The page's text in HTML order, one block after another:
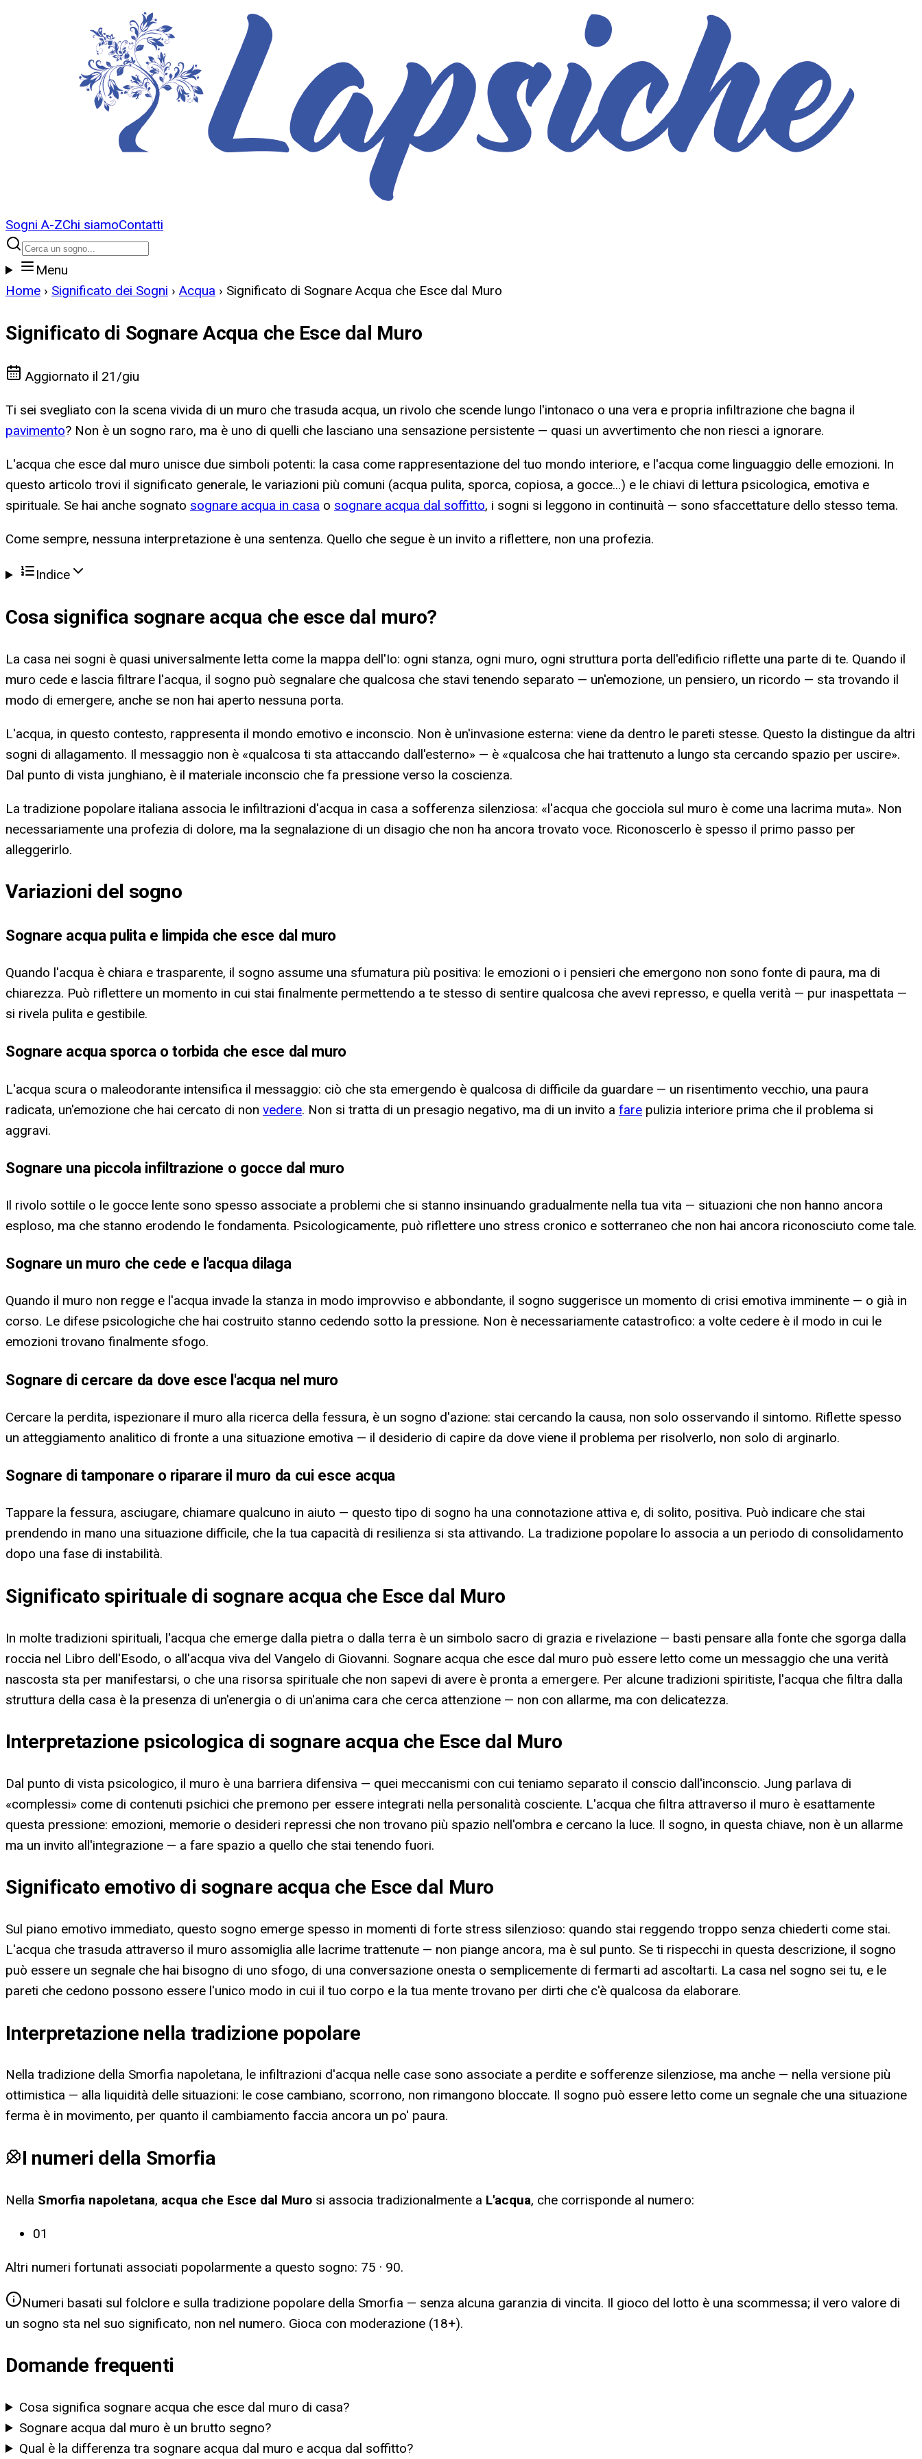
Sogni A-ZChi siamoContatti
Menu
Home › Significato dei Sogni › Acqua › Significato di Sognare Acqua che Esce dal Muro
Significato di Sognare Acqua che Esce dal Muro
Aggiornato il 21/giu
Ti sei svegliato con la scena vivida di un muro che trasuda acqua, un rivolo che scende lungo l'intonaco o una vera e propria infiltrazione che bagna il
pavimento? Non è un sogno raro, ma è uno di quelli che lasciano una sensazione persistente — quasi un avvertimento che non riesci a ignorare.
L'acqua che esce dal muro unisce due simboli potenti: la casa come rappresentazione del tuo mondo interiore, e l'acqua come linguaggio delle emozioni. In
questo articolo trovi il significato generale, le variazioni più comuni (acqua pulita, sporca, copiosa, a gocce...) e le chiavi di lettura psicologica, emotiva e
spirituale. Se hai anche sognato sognare acqua in casa o sognare acqua dal soffitto, i sogni si leggono in continuità — sono sfaccettature dello stesso tema.
Come sempre, nessuna interpretazione è una sentenza. Quello che segue è un invito a riflettere, non una profezia.
Indice
Cosa significa sognare acqua che esce dal muro?
La casa nei sogni è quasi universalmente letta come la mappa dell'Io: ogni stanza, ogni muro, ogni struttura porta dell'edificio riflette una parte di te. Quando il
muro cede e lascia filtrare l'acqua, il sogno può segnalare che qualcosa che stavi tenendo separato — un'emozione, un pensiero, un ricordo — sta trovando il
modo di emergere, anche se non hai aperto nessuna porta.
L'acqua, in questo contesto, rappresenta il mondo emotivo e inconscio. Non è un'invasione esterna: viene da dentro le pareti stesse. Questo la distingue da altri
sogni di allagamento. Il messaggio non è «qualcosa ti sta attaccando dall'esterno» — è «qualcosa che hai trattenuto a lungo sta cercando spazio per uscire».
Dal punto di vista junghiano, è il materiale inconscio che fa pressione verso la coscienza.
La tradizione popolare italiana associa le infiltrazioni d'acqua in casa a sofferenza silenziosa: «l'acqua che gocciola sul muro è come una lacrima muta». Non
necessariamente una profezia di dolore, ma la segnalazione di un disagio che non ha ancora trovato voce. Riconoscerlo è spesso il primo passo per
alleggerirlo.
Variazioni del sogno
Sognare acqua pulita e limpida che esce dal muro
Quando l'acqua è chiara e trasparente, il sogno assume una sfumatura più positiva: le emozioni o i pensieri che emergono non sono fonte di paura, ma di
chiarezza. Può riflettere un momento in cui stai finalmente permettendo a te stesso di sentire qualcosa che avevi represso, e quella verità — pur inaspettata —
si rivela pulita e gestibile.
Sognare acqua sporca o torbida che esce dal muro
L'acqua scura o maleodorante intensifica il messaggio: ciò che sta emergendo è qualcosa di difficile da guardare — un risentimento vecchio, una paura
radicata, un'emozione che hai cercato di non vedere. Non si tratta di un presagio negativo, ma di un invito a fare pulizia interiore prima che il problema si
aggravi.
Sognare una piccola infiltrazione o gocce dal muro
Il rivolo sottile o le gocce lente sono spesso associate a problemi che si stanno insinuando gradualmente nella tua vita — situazioni che non hanno ancora
esploso, ma che stanno erodendo le fondamenta. Psicologicamente, può riflettere uno stress cronico e sotterraneo che non hai ancora riconosciuto come tale.
Sognare un muro che cede e l'acqua dilaga
Quando il muro non regge e l'acqua invade la stanza in modo improvviso e abbondante, il sogno suggerisce un momento di crisi emotiva imminente — o già in
corso. Le difese psicologiche che hai costruito stanno cedendo sotto la pressione. Non è necessariamente catastrofico: a volte cedere è il modo in cui le
emozioni trovano finalmente sfogo.
Sognare di cercare da dove esce l'acqua nel muro
Cercare la perdita, ispezionare il muro alla ricerca della fessura, è un sogno d'azione: stai cercando la causa, non solo osservando il sintomo. Riflette spesso
un atteggiamento analitico di fronte a una situazione emotiva — il desiderio di capire da dove viene il problema per risolverlo, non solo di arginarlo.
Sognare di tamponare o riparare il muro da cui esce acqua
Tappare la fessura, asciugare, chiamare qualcuno in aiuto — questo tipo di sogno ha una connotazione attiva e, di solito, positiva. Può indicare che stai
prendendo in mano una situazione difficile, che la tua capacità di resilienza si sta attivando. La tradizione popolare lo associa a un periodo di consolidamento
dopo una fase di instabilità.
Significato spirituale di sognare acqua che Esce dal Muro
In molte tradizioni spirituali, l'acqua che emerge dalla pietra o dalla terra è un simbolo sacro di grazia e rivelazione — basti pensare alla fonte che sgorga dalla
roccia nel Libro dell'Esodo, o all'acqua viva del Vangelo di Giovanni. Sognare acqua che esce dal muro può essere letto come un messaggio che una verità
nascosta sta per manifestarsi, o che una risorsa spirituale che non sapevi di avere è pronta a emergere. Per alcune tradizioni spiritiste, l'acqua che filtra dalla
struttura della casa è la presenza di un'energia o di un'anima cara che cerca attenzione — non con allarme, ma con delicatezza.
Interpretazione psicologica di sognare acqua che Esce dal Muro
Dal punto di vista psicologico, il muro è una barriera difensiva — quei meccanismi con cui teniamo separato il conscio dall'inconscio. Jung parlava di
«complessi» come di contenuti psichici che premono per essere integrati nella personalità cosciente. L'acqua che filtra attraverso il muro è esattamente
questa pressione: emozioni, memorie o desideri repressi che non trovano più spazio nell'ombra e cercano la luce. Il sogno, in questa chiave, non è un allarme
ma un invito all'integrazione — a fare spazio a quello che stai tenendo fuori.
Significato emotivo di sognare acqua che Esce dal Muro
Sul piano emotivo immediato, questo sogno emerge spesso in momenti di forte stress silenzioso: quando stai reggendo troppo senza chiederti come stai.
L'acqua che trasuda attraverso il muro assomiglia alle lacrime trattenute — non piange ancora, ma è sul punto. Se ti rispecchi in questa descrizione, il sogno
può essere un segnale che hai bisogno di uno sfogo, di una conversazione onesta o semplicemente di fermarti ad ascoltarti. La casa nel sogno sei tu, e le
pareti che cedono possono essere l'unico modo in cui il tuo corpo e la tua mente trovano per dirti che c'è qualcosa da elaborare.
Interpretazione nella tradizione popolare
Nella tradizione della Smorfia napoletana, le infiltrazioni d'acqua nelle case sono associate a perdite e sofferenze silenziose, ma anche — nella versione più
ottimistica — alla liquidità delle situazioni: le cose cambiano, scorrono, non rimangono bloccate. Il sogno può essere letto come un segnale che una situazione
ferma è in movimento, per quanto il cambiamento faccia ancora un po' paura.
I numeri della Smorfia
Nella Smorfia napoletana, acqua che Esce dal Muro si associa tradizionalmente a L'acqua, che corrisponde al numero:
01
Altri numeri fortunati associati popolarmente a questo sogno: 75 · 90.
Numeri basati sul folclore e sulla tradizione popolare della Smorfia — senza alcuna garanzia di vincita. Il gioco del lotto è una scommessa; il vero valore di
un sogno sta nel suo significato, non nel numero. Gioca con moderazione (18+).
Domande frequenti
Cosa significa sognare acqua che esce dal muro di casa?
Sognare acqua dal muro è un brutto segno?
Qual è la differenza tra sognare acqua dal muro e acqua dal soffitto?